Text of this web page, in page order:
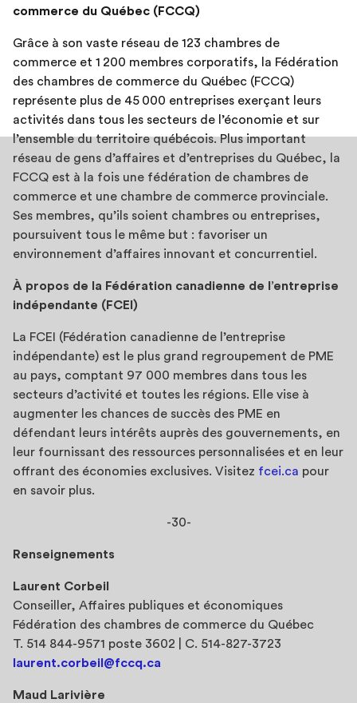
commerce du Québec (FCCQ)
Grâce à son vaste réseau de 123 chambres de
commerce et 1 200 membres corporatifs, la Fédération
des chambres de commerce du Québec (FCCQ)
représente plus de 45 000 entreprises exerçant leurs
activités dans tous les secteurs de l’économie et sur
l’ensemble du territoire québécois. Plus important
réseau de gens d’affaires et d’entreprises du Québec, la
FCCQ est à la fois une fédération de chambres de
commerce et une chambre de commerce provinciale.
Ses membres, qu’ils soient chambres ou entreprises,
poursuivent tous le même but : favoriser un
environnement d’affaires innovant et concurrentiel.
À propos de la Fédération canadienne de l’entreprise
indépendante (FCEI)
La FCEI (Fédération canadienne de l’entreprise
indépendante) est le plus grand regroupement de PME
au pays, comptant 97 000 membres dans tous les
secteurs d’activité et toutes les régions. Elle vise à
augmenter les chances de succès des PME en
défendant leurs intérêts auprès des gouvernements, en
leur fournissant des ressources personnalisées et en leur
offrant des économies exclusives. Visitez fcei.ca pour
en savoir plus.
-30-
Renseignements
Laurent Corbeil
Conseiller, Affaires publiques et économiques
Fédération des chambres de commerce du Québec
T. 514 844-9571 poste 3602 | C. 514-827-3723
laurent.corbeil@fccq.ca
Maud Larivière